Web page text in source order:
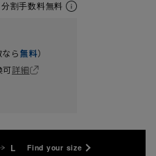
割手数料無料
ら無料）
可詳細
L Find your size